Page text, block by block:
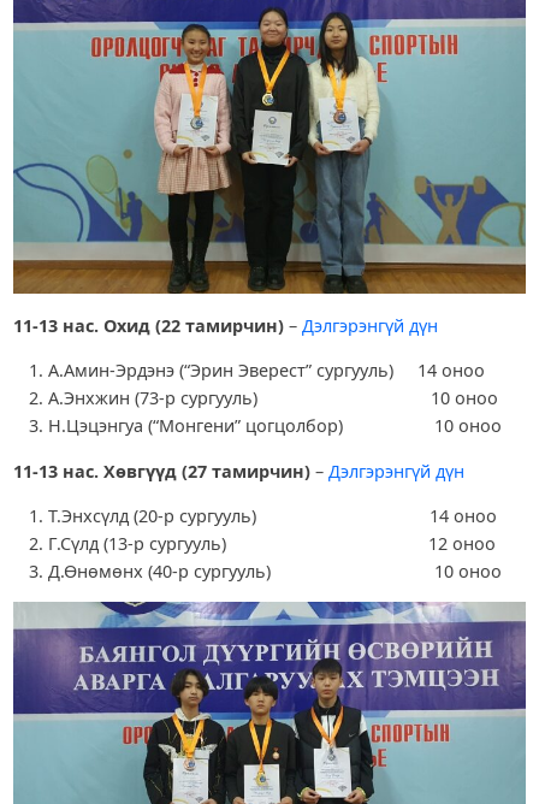
11-13 нас. Охид (22 тамирчин)– Дэлгэрэнгүй дүн
А.Амин-Эрдэнэ (“Эрин Эверест” сургууль) 14 оноо
А.Энхжин (73-р сургууль) 10 оноо
Н.Цэцэнгуа (“Монгени” цогцолбор) 10 оноо
11-13 нас. Хөвгүүд (27 тамирчин)– Дэлгэрэнгүй дүн
Т.Энхсүлд (20-р сургууль) 14 оноо
Г.Сүлд (13-р сургууль) 12 оноо
Д.Өнөмөнх (40-р сургууль) 10 оноо